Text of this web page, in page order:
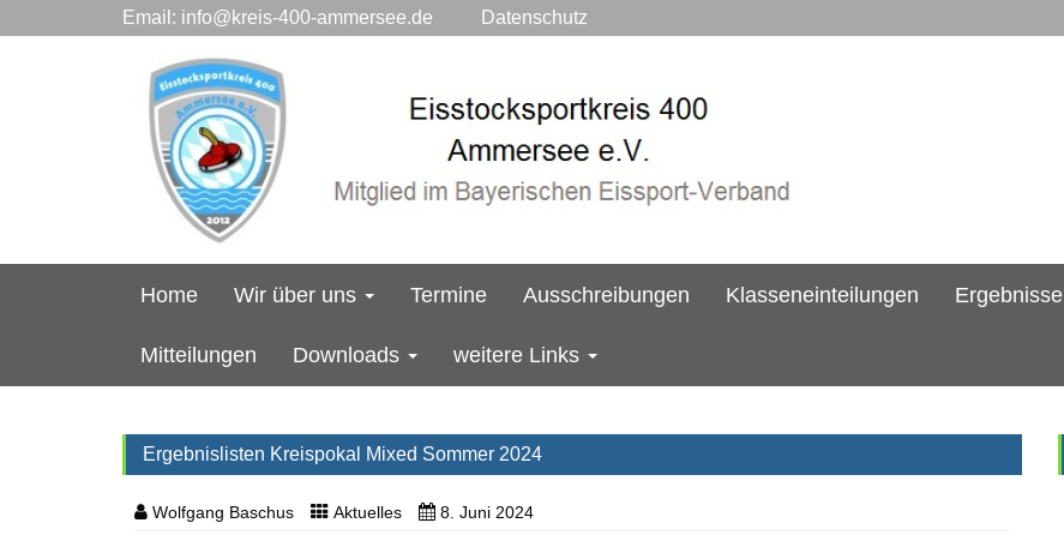
Email: info@kreis-400-ammersee.de Datenschutz
Home Wir über uns Termine Ausschreibungen Klasseneinteilungen Ergebnisse
Mitteilungen Downloads weitere Links
Ergebnislisten Kreispokal Mixed Sommer 2024
Wolfgang Baschus Aktuelles 8. Juni 2024